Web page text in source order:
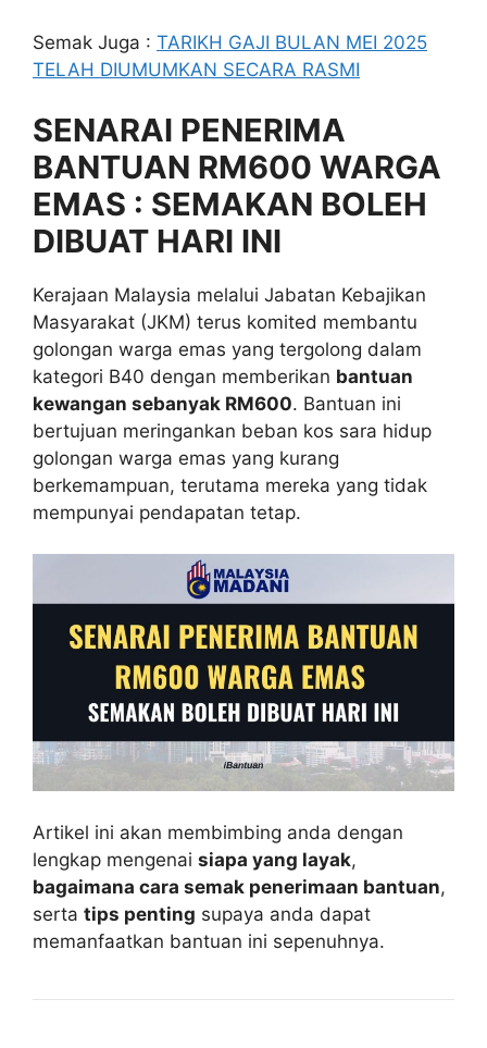
Semak Juga : TARIKH GAJI BULAN MEI 2025
TELAH DIUMUMKAN SECARA RASMI
SENARAI PENERIMA
BANTUAN RM600 WARGA
EMAS : SEMAKAN BOLEH
DIBUAT HARI INI
Kerajaan Malaysia melalui Jabatan Kebajikan
Masyarakat (JKM) terus komited membantu
golongan warga emas yang tergolong dalam
kategori B40 dengan memberikan bantuan
kewangan sebanyak RM600. Bantuan ini
bertujuan meringankan beban kos sara hidup
golongan warga emas yang kurang
berkemampuan, terutama mereka yang tidak
mempunyai pendapatan tetap.
Artikel ini akan membimbing anda dengan
lengkap mengenai siapa yang layak,
bagaimana cara semak penerimaan bantuan,
serta tips penting supaya anda dapat
memanfaatkan bantuan ini sepenuhnya.